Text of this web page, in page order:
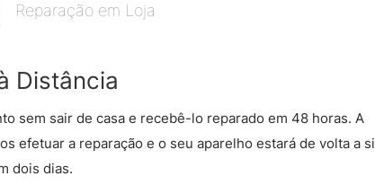
Reparação em Loja
Distância
sem sair de casa e recebê-lo reparado em 48 horas. A
efetuar a reparação e o seu aparelho estará de volta a si
dois dias.